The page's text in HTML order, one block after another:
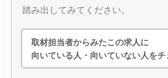
踏み出してみてください。
取材担当者からみたこの求人に
向いている人・向いていない人をチ